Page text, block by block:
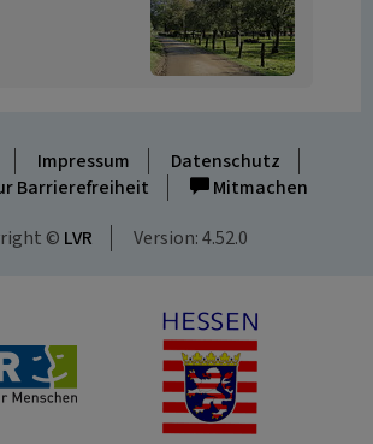
Impressum
Datenschutz
Barrierefreiheit
Mitmachen
© LVR Version: 4.52.0